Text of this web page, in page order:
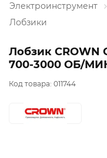
Электроинструмент
Лобзики
Лобзик CROWN
700-3000 ОБ/
Код товара: 011744